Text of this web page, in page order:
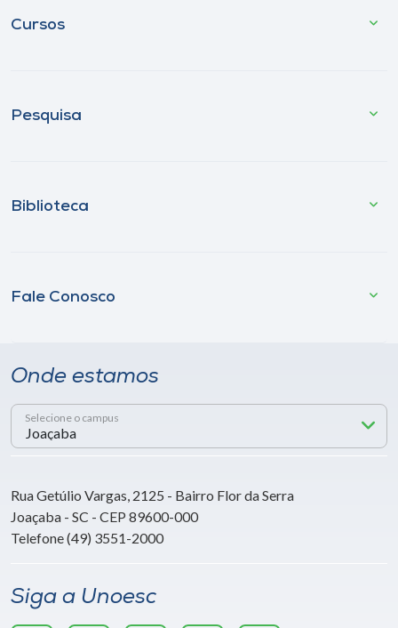
Cursos
Pesquisa
Biblioteca
Fale Conosco
Onde estamos
Selecione o campus
Rua Getúlio Vargas, 2125 - Bairro Flor da Serra
Joaçaba - SC - CEP 89600-000
Telefone (49) 3551-2000
Siga a Unoesc